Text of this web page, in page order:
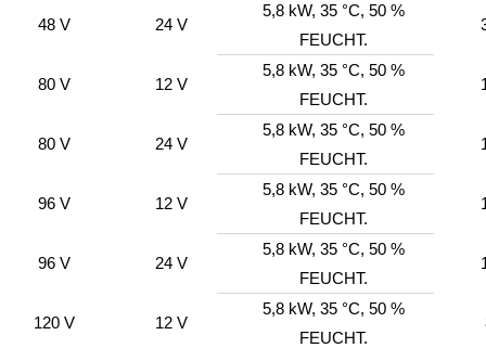
48 V 24 V
5,8 kW, 35 °C, 50 %
FEUCHT.
80 V 12 V
5,8 kW, 35 °C, 50 %
FEUCHT.
80 V 24 V
5,8 kW, 35 °C, 50 %
FEUCHT.
96 V 12 V
5,8 kW, 35 °C, 50 %
FEUCHT.
96 V 24 V
5,8 kW, 35 °C, 50 %
FEUCHT.
120 V 12 V
5,8 kW, 35 °C, 50 %
FEUCHT.